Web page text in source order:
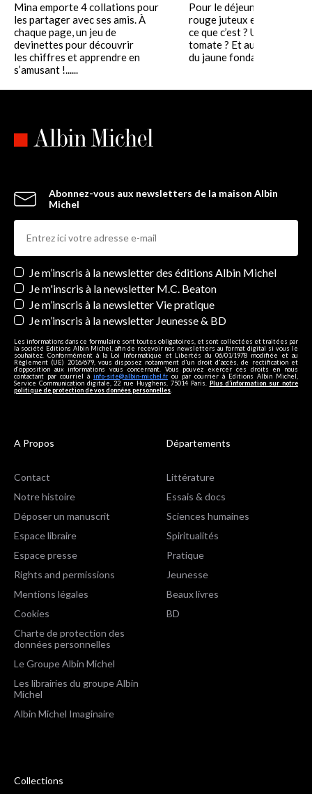
Mina emporte 4 collations pour
les partager avec ses amis. À
chaque page, un jeu de
devinettes pour découvrir
les chiffres et apprendre en
s’amusant !......
Pour le déjeuner, Rémi
rouge juteux et charnu.
ce que c’est ? Un papillon
tomate ? Et aussi du bleu
du jaune fondant,......
Abonnez-vous aux newsletters de la maison Albin
Michel
Newsletters
Je m’inscris à la newsletter des éditions Albin Michel
Je m'inscris à la newsletter M.C. Beaton
Je m’inscris à la newsletter Vie pratique
Je m’inscris à la newsletter Jeunesse & BD
Les informations dans ce formulaire sont toutes obligatoires, et sont collectées et traitées par
la société Editions Albin Michel, afin de recevoir nos newsletters au format digital si vous le
souhaitez. Conformément à la Loi Informatique et Libertés du 06/01/1978 modifiée et au
Règlement (UE) 2016/679, vous disposez notamment d'un droit d'accès, de rectification et
d’opposition aux informations vous concernant. Vous pouvez exercer ces droits en nous
contactant par courriel à info-site@albin-michel.fr ou par courrier à Editions Albin Michel,
Service Communication digitale, 22 rue Huyghens, 75014 Paris. Plus d’information sur notre
politique de protection de vos données personnelles
A Propos
Contact
Notre histoire
Déposer un manuscrit
Espace libraire
Espace presse
Rights and permissions
Mentions légales
Cookies
Charte de protection des
données personnelles
Le Groupe Albin Michel
Les librairies du groupe Albin
Michel
Albin Michel Imaginaire
Départements
Littérature
Essais & docs
Sciences humaines
Spiritualités
Pratique
Jeunesse
Beaux livres
BD
Collections